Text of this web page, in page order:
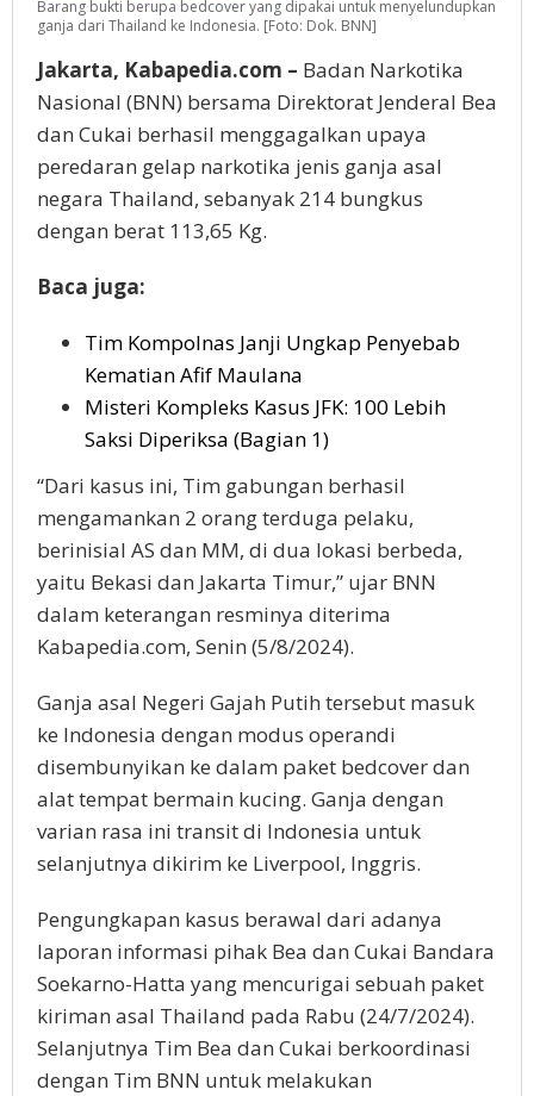
Barang bukti berupa bedcover yang dipakai untuk menyelundupkan
ganja dari Thailand ke Indonesia. [Foto: Dok. BNN]
Jakarta, Kabapedia.com – Badan Narkotika
Nasional (BNN) bersama Direktorat Jenderal Bea
dan Cukai berhasil menggagalkan upaya
peredaran gelap narkotika jenis ganja asal
negara Thailand, sebanyak 214 bungkus
dengan berat 113,65 Kg.
Baca juga:
Tim Kompolnas Janji Ungkap Penyebab
Kematian Afif Maulana
Misteri Kompleks Kasus JFK: 100 Lebih
Saksi Diperiksa (Bagian 1)
“Dari kasus ini, Tim gabungan berhasil
mengamankan 2 orang terduga pelaku,
berinisial AS dan MM, di dua lokasi berbeda,
yaitu Bekasi dan Jakarta Timur,” ujar BNN
dalam keterangan resminya diterima
Kabapedia.com, Senin (5/8/2024).
Ganja asal Negeri Gajah Putih tersebut masuk
ke Indonesia dengan modus operandi
disembunyikan ke dalam paket bedcover dan
alat tempat bermain kucing. Ganja dengan
varian rasa ini transit di Indonesia untuk
selanjutnya dikirim ke Liverpool, Inggris.
Pengungkapan kasus berawal dari adanya
laporan informasi pihak Bea dan Cukai Bandara
Soekarno-Hatta yang mencurigai sebuah paket
kiriman asal Thailand pada Rabu (24/7/2024).
Selanjutnya Tim Bea dan Cukai berkoordinasi
dengan Tim BNN untuk melakukan